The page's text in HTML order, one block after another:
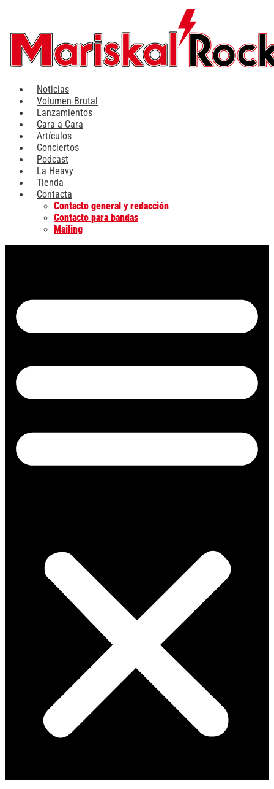
contenido
Noticias
Volumen Brutal
Lanzamientos
Cara a Cara
Artículos
Conciertos
Podcast
La Heavy
Tienda
Contacta
Contacto general y redacción
Contacto para bandas
Mailing